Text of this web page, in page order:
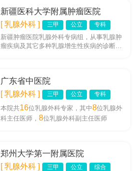
新疆医科大学附属肿瘤医院
[ 乳腺外科 ] 三甲 公立 专科
新疆肿瘤医院乳腺外科专病组，从事乳腺肿
瘤疾病及其它多种乳腺增生性疾病的诊断与
广东省中医院
[ 乳腺外科 ] 三甲 公立 专科
本院共16位乳腺外科专家，其中8位乳腺外
科主任医师，8位乳腺外科副主任医师
郑州大学第一附属医院
[ 乳腺外科 ] 三甲 公立 综合